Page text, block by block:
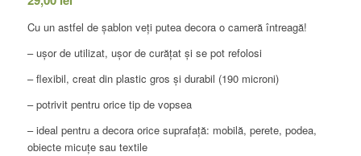
Cu un astfel de șablon veți putea decora o cameră întreagă!
– ușorde utilizat, ușor de curățat și se pot refolosi
– flexibil, creat din plastic gros și durabil (190 microni)
– potrivit pentru orice tip de vopsea
– ideal pentru a decora orice suprafață: mobilă, perete, podea,
obiecte micuțe sau textile